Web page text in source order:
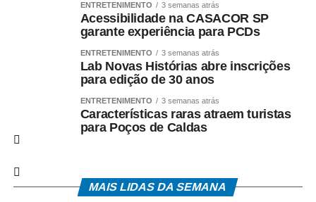
ENTRETENIMENTO 3 semanas atrás
Acessibilidade na CASACOR SP
garante experiência para PCDs
ENTRETENIMENTO 3 semanas atrás
Lab Novas Histórias abre inscrições
para edição de 30 anos
ENTRETENIMENTO 3 semanas atrás
Características raras atraem turistas
para Poços de Caldas
MAIS LIDAS DA SEMANA